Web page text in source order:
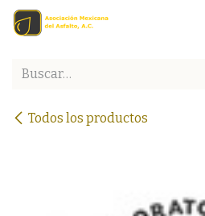
Ir al contenido
Todos los productos